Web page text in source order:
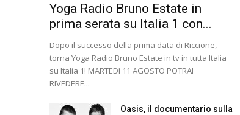
Yoga Radio Bruno Estate in
prima serata su Italia 1 con...
Dopo il successo della prima data di Riccione,
torna Yoga Radio Bruno Estate in tv in tutta Italia
su Italia 1! MARTEDì 11 AGOSTO POTRAI
RIVEDERE...
Oasis, il documentario sulla